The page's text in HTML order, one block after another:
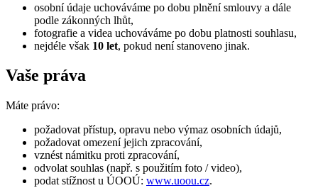
osobní údaje uchováváme po dobu plnění smlouvy a dále
podle zákonných lhůt,
fotografie a videa uchováváme po dobu platnosti souhlasu,
nejdéle však 10 let, pokud není stanoveno jinak.
Vaše práva
Máte právo:
požadovat přístup, opravu nebo výmaz osobních údajů,
požadovat omezení jejich zpracování,
vznést námitku proti zpracování,
odvolat souhlas (např. s použitím foto / video),
podat stížnost u ÚOOÚ: www.uoou.cz.